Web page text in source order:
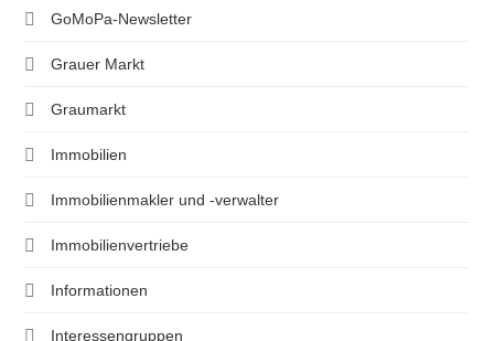
GoMoPa-Newsletter
Grauer Markt
Graumarkt
Immobilien
Immobilienmakler und -verwalter
Immobilienvertriebe
Informationen
Interessengruppen